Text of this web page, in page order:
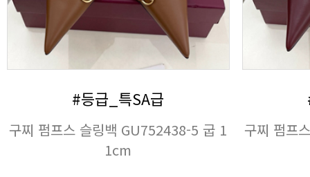
#등급_특SA급
1cm